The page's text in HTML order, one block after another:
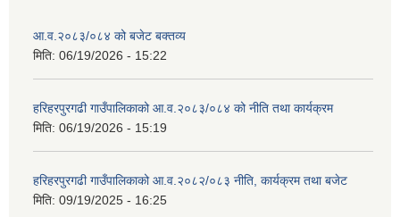
आ.व.२०८३/०८४ को बजेट बक्तव्य
मिति: 06/19/2026 - 15:22
हरिहरपुरगढी गाउँपालिकाको आ.व.२०८३/०८४ को नीति तथा कार्यक्रम
मिति: 06/19/2026 - 15:19
हरिहरपुरगढी गाउँपालिकाको आ.व.२०८२/०८३ नीति, कार्यक्रम तथा बजेट
मिति: 09/19/2025 - 16:25